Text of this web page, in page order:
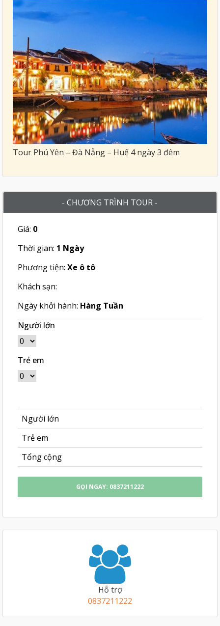
Tour Phú Yên – Đà Nẵng – Huế 4 ngày 3 đêm
- CHƯƠNG TRÌNH TOUR -
Giá: 0
Thời gian: 1 Ngày
Phương tiện: Xe ô tô
Khách sạn:
Ngày khởi hành: Hàng Tuần
Người lớn
Trẻ em
Người lớn
Trẻ em
Tổng cộng
GỌI NGAY: 0837211222
Hỗ trợ
0837211222